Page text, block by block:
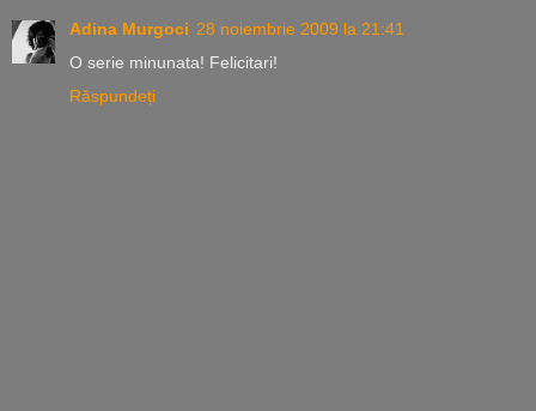
Adina Murgoci 28 noiembrie 2009 la 21:41
O serie minunata! Felicitari!
Răspundeți